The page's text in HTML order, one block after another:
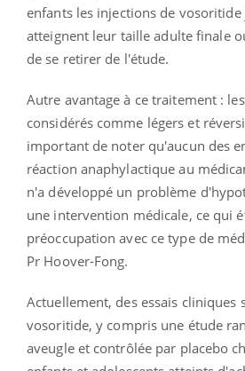
enfants les injections de
atteignent leur taille adulte finale
de se retirer de l'étude.
Autre avantage à ce traitement :
considérés comme légers et
important de noter qu'aucun des
réaction anaphylactique au
n'a développé un problème
une intervention médicale, ce qui
préoccupation avec ce type de
Pr Hoover-Fong.
Actuellement, des essais cliniques
vosoritide, y compris une étude
aveugle et contrôlée par placebo